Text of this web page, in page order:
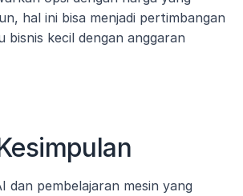
hal ini bisa menjadi pertimbangan
bisnis kecil dengan anggaran
dan pembelajaran mesin yang